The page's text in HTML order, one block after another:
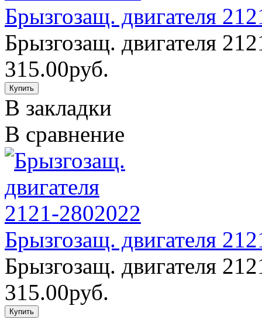
Брызгозащ. двигателя
Брызгозащ. двигателя
315.00руб.
В закладки
В сравнение
Брызгозащ. двигателя
Брызгозащ. двигателя
315.00руб.